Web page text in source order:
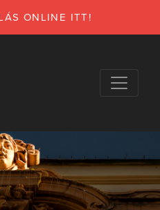
ONLINE ITT!